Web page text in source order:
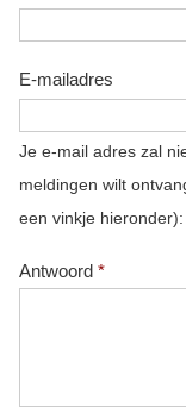
E-mailadres
Je e-mail adres zal
meldingen wilt
een vinkje hieronder):
Antwoord *